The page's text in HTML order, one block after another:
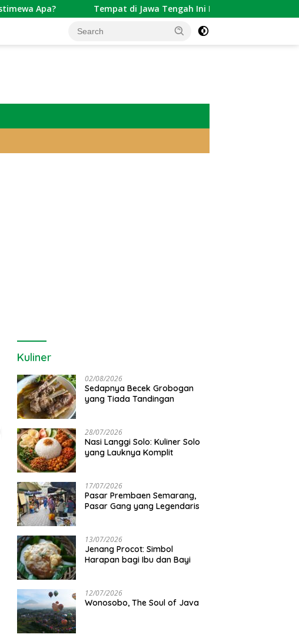
Tempat di Jawa Tengah Ini Punya Citra Serupa dengan
Setya Arinugroho: Program
Magang Kerja Jepang Jadi
5 Fakta Mengejutkan di Balik
Kuliner
02/08/2026
Sedapnya Becek Grobogan
yang Tiada Tandingan
28/07/2026
Nasi Langgi Solo: Kuliner Solo
yang Lauknya Komplit
17/07/2026
Pasar Prembaen Semarang,
Pasar Gang yang Legendaris
13/07/2026
Jenang Procot: Simbol
Harapan bagi Ibu dan Bayi
12/07/2026
Wonosobo, The Soul of Java